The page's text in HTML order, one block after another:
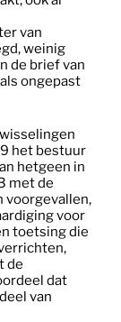
van
weinig
de brief van
ongepast
het bestuur
hetgeen in
met de
voorgevallen,
voor
toetsing die
de
dat
van